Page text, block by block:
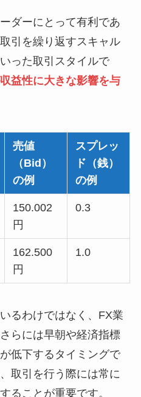
ダーにとって有利であ
引を繰り返すスキャル
った取引スタイルで
益性に大きな影響を与
売値
（Bid）
の例
スプレッ
ド（銭）
の例
150.002
円
0.3
162.500
円
1.0
るわけではなく、FX業
らには早朝や経済指標
低下するタイミングで
取引を行う際には常に
ることが重要です。